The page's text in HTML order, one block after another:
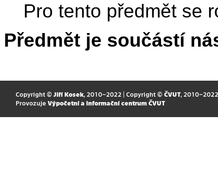
Pro tento předmět se
Předmět je součástí
Copyright © Jiří Kosek, 2010–2022 | Copyright © ČVUT, 2010–2022
Provozuje Výpočetní a informační centrum ČVUT